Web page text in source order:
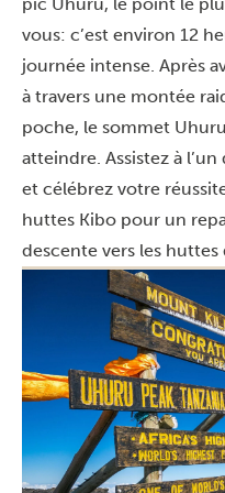
vous: c’est environ 12
journée intense. Après
à travers une montée
poche, le sommet
atteindre. Assistez à
et célébrez votre
huttes Kibo pour un
descente vers les